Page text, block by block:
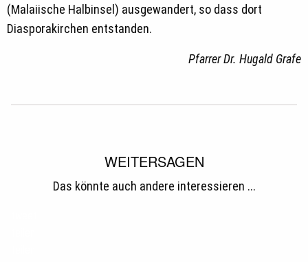
(Malaiische Halbinsel) ausgewandert, so dass dort
Diasporakirchen entstanden.
Pfarrer Dr. Hugald Grafe
WEITERSAGEN
Das könnte auch andere interessieren ...